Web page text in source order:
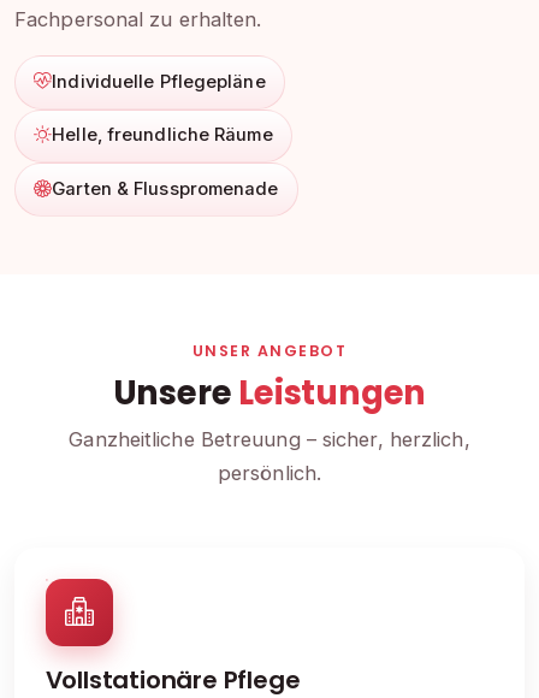
Fachpersonal zu erhalten.
Individuelle Pflegepläne
Helle, freundliche Räume
Garten & Flusspromenade
UNSER ANGEBOT
Unsere Leistungen
Ganzheitliche Betreuung – sicher, herzlich,
persönlich.
Vollstationäre Pflege